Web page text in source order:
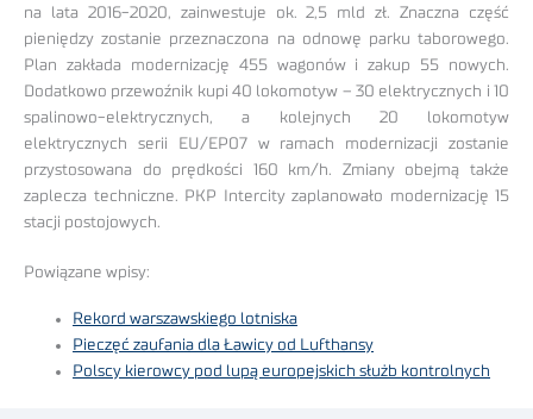
na lata 2016-2020, zainwestuje ok. 2,5 mld zł. Znaczna część
pieniędzy zostanie przeznaczona na odnowę parku taborowego.
Plan zakłada modernizację 455 wagonów i zakup 55 nowych.
Dodatkowo przewoźnik kupi 40 lokomotyw – 30 elektrycznych i 10
spalinowo-elektrycznych, a kolejnych 20 lokomotyw
elektrycznych serii EU/EP07 w ramach modernizacji zostanie
przystosowana do prędkości 160 km/h. Zmiany obejmą także
zaplecza techniczne. PKP Intercity zaplanowało modernizację 15
stacji postojowych.
Powiązane wpisy:
Rekord warszawskiego lotniska
Pieczęć zaufania dla Ławicy od Lufthansy
Polscy kierowcy pod lupą europejskich służb kontrolnych